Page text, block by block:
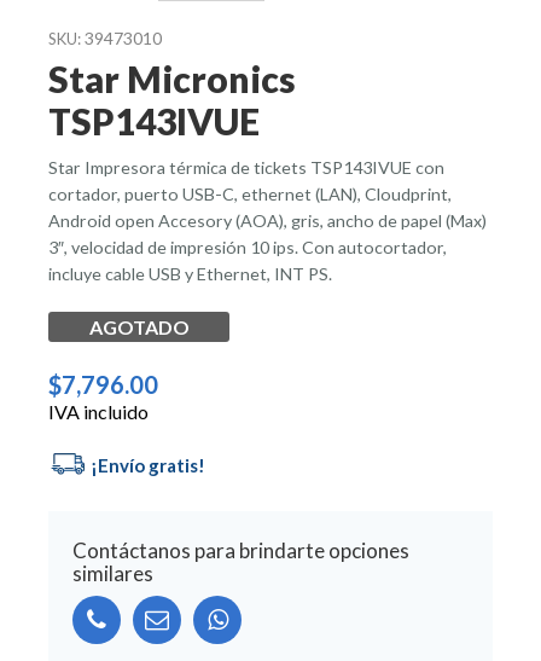
SKU:39473010
Star Micronics
TSP143IVUE
Star Impresora térmica de tickets TSP143IVUE con
cortador, puerto USB-C, ethernet (LAN), Cloudprint,
Android open Accesory (AOA), gris, ancho de papel (Max)
3″, velocidad de impresión 10 ips. Con autocortador,
incluye cable USB y Ethernet, INT PS.
AGOTADO
$7,796.00
IVA incluido
Contáctanos para brindarte opciones
similares